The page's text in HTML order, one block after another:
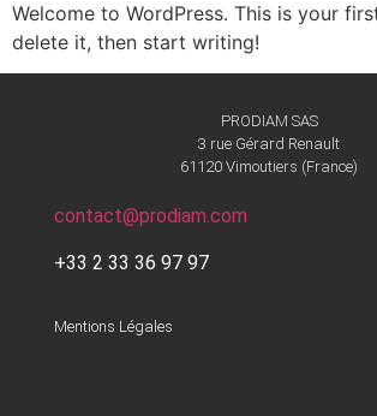
Welcome to WordPress. This is your
delete it, then start writing!
PRODIAM SAS
3 rue Gérard Renault
61120 Vimoutiers (France)
contact@prodiam.com
+33 2 33 36 97 97
Mentions Légales